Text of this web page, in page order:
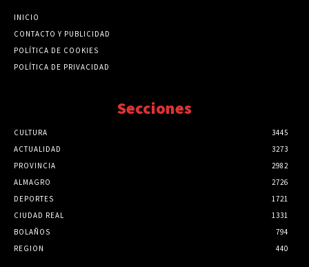
INICIO
CONTACTO Y PUBLICIDAD
POLÍTICA DE COOKIES
POLÍTICA DE PRIVACIDAD
Secciones
CULTURA
3445
ACTUALIDAD
3273
PROVINCIA
2982
ALMAGRO
2726
DEPORTES
1721
CIUDAD REAL
1331
BOLAÑOS
794
REGION
440